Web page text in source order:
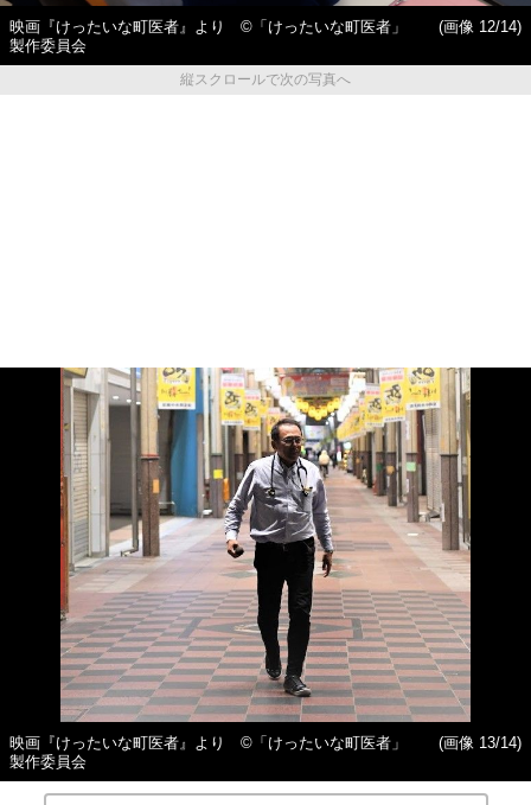
映画『けったいな町医者』より ©️「けったいな町医者」
製作委員会
(画像 12/14)
縦スクロールで次の写真へ
映画『けったいな町医者』より ©️「けったいな町医者」
製作委員会
(画像 13/14)